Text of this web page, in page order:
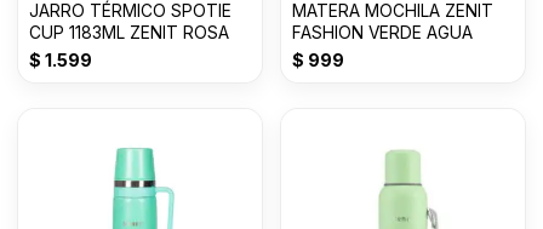
JARRO TÉRMICO SPOTIE
CUP 1183ML ZENIT ROSA
$ 1.599
MATERA MOCHILA ZENIT
FASHION VERDE AGUA
$ 999